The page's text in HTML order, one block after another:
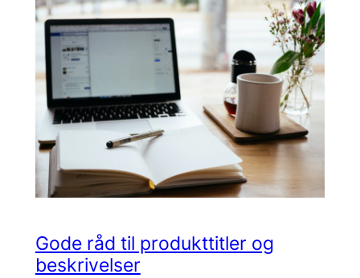
Gode råd til produkttitler og
beskrivelser